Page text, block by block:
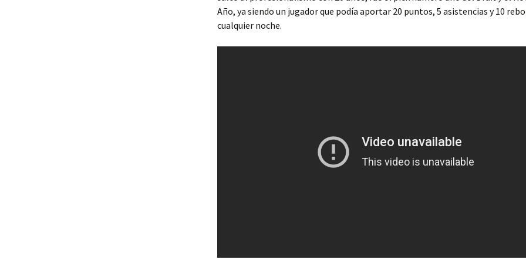
Año, ya siendo un jugador que podía aportar 20 puntos, 5 asistencias y 10
cualquier noche.